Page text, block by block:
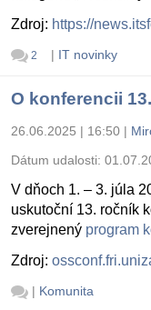
Zdroj: https://
2 | IT novinky
O konferencii
26.06.2025 | 16:50 |
Dátum udalosti:
V dňoch 1. – 3. júla
uskutoční 13. ročník
zverejnený program
Zdroj:
| Komunita